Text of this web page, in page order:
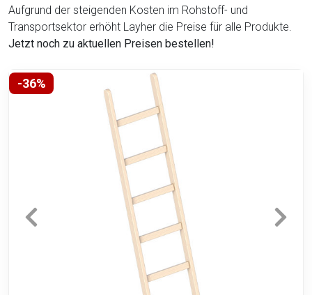
Aufgrund der steigenden Kosten im Rohstoff- und
Transportsektor erhöht Layher die Preise für alle Produkte.
Jetzt noch zu aktuellen Preisen bestellen!
-36%